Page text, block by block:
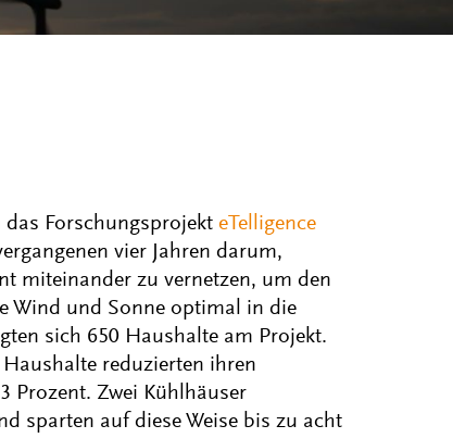
das Forschungsprojekt eTelligence
vier Jahren darum,
miteinander zu vernetzen, um den
Wind und Sonne optimal in die
sich 650 Haushalte am Projekt.
reduzierten ihren
Prozent. Zwei Kühlhäuser
sparten auf diese Weise bis zu acht